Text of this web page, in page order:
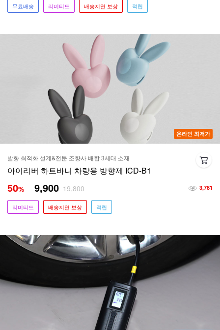
무료배송 리미티드 배송지연 보상 적립
온라인 최저가
발향 최적화 설계&전문 조향사 배합 3세대 소재
아이리버 하트바니 차량용 방향제 ICD-B1
3,781
50% 9,900 19,800
리미티드 배송지연 보상 적립